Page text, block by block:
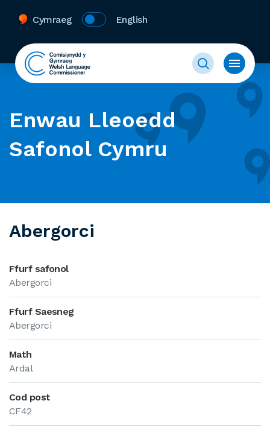
Cymraeg English
Enwau Lleoedd
Safonol Cymru
Abergorci
Ffurf safonol
Abergorci
Ffurf Saesneg
Abergorci
Math
Ardal
Cod post
CF42